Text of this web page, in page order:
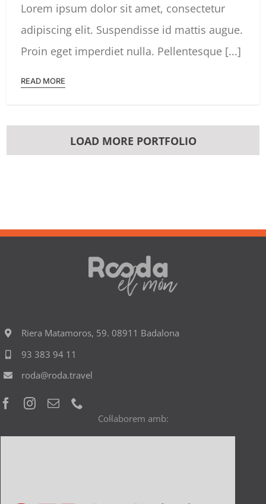
USA
Lorem ipsum dolor sit amet, consectetur
adipiscing elit. Suspendisse id mattis augue.
Proin eget imperdiet nulla. Pellentesque [...]
READ MORE
LOAD MORE PORTFOLIO
Riera Matamoros, 59. 08911 Badalona
93 383 94 11
roda@roda.travel
Col·laborem amb: